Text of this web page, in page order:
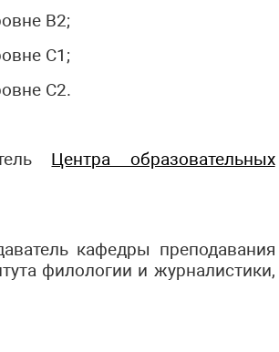
В2;
С1;
С2.
Центра образовательных
кафедры преподавания
филологии и журналистики,